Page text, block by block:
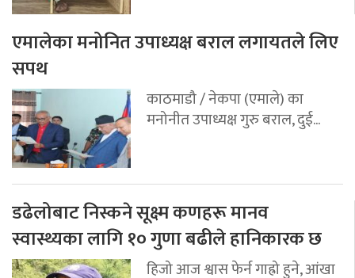
एमालेका मनोनित उपाध्यक्ष बराल लगायतले लिए
सपथ
काठमाडौ / नेकपा (एमाले) का
मनोनीत उपाध्यक्ष गुरु बराल, दुई...
डढेलोबाट निस्कने सूक्ष्म कणहरू मानव
स्वास्थ्यका लागि १० गुणा बढीले हानिकारक छ
हिजो आज श्वास फेर्न गाह्रो हुने, आंखा